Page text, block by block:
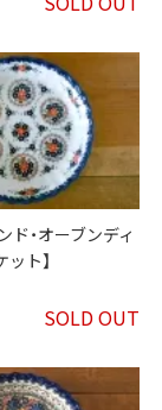
ド・オーブンディ
ット】
SOLD OUT